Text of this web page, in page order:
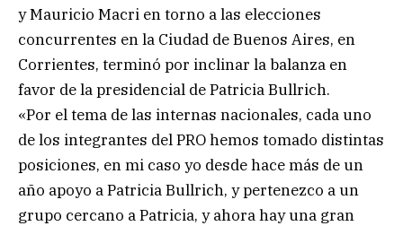
y Mauricio Macri en torno a las elecciones
concurrentes en la Ciudad de Buenos Aires, en
Corrientes, terminó por inclinar la balanza en
favor de la presidencial de Patricia Bullrich.
«Por el tema de las internas nacionales, cada uno
de los integrantes del PRO hemos tomado distintas
posiciones, en mi caso yo desde hace más de un
año apoyo a Patricia Bullrich, y pertenezco a un
grupo cercano a Patricia, y ahora hay una gran